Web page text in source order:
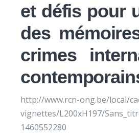
et défis pour
des
crimes
http://www.rcn-ong.be/local/
vignettes/L200xH197/
1460552280